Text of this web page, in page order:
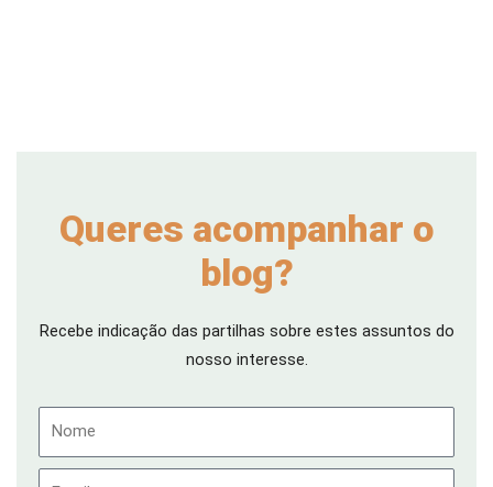
Queres acompanhar o
blog?
Recebe indicação das partilhas sobre estes assuntos do
nosso interesse.